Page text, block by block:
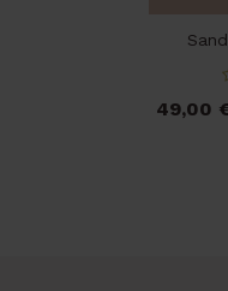
Prix
49,00